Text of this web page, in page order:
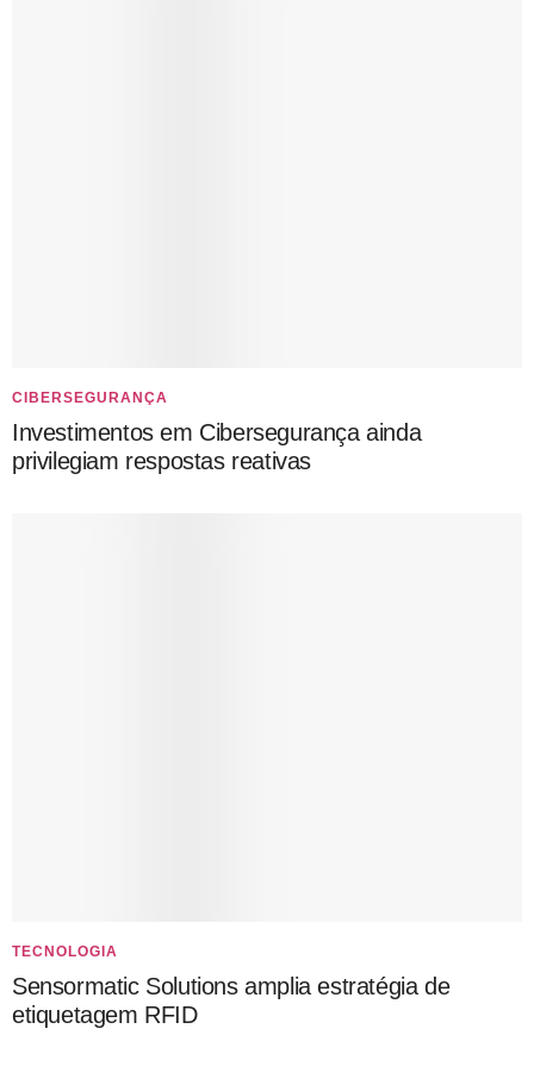
CIBERSEGURANÇA
Investimentos em Cibersegurança ainda
privilegiam respostas reativas
TECNOLOGIA
Sensormatic Solutions amplia estratégia de
etiquetagem RFID